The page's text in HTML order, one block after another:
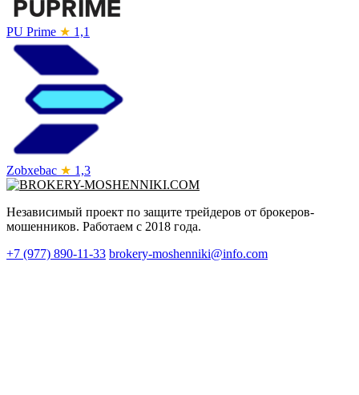
PU Prime ★ 1,1
Zobxebac ★ 1,3
Независимый проект по защите трейдеров от брокеров-
мошенников. Работаем с 2018 года.
+7 (977) 890-11-33 brokery-moshenniki@info.com